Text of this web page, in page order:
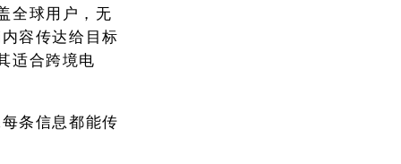
全球用户，无
容传达给目标
适合跨境电
条信息都能传